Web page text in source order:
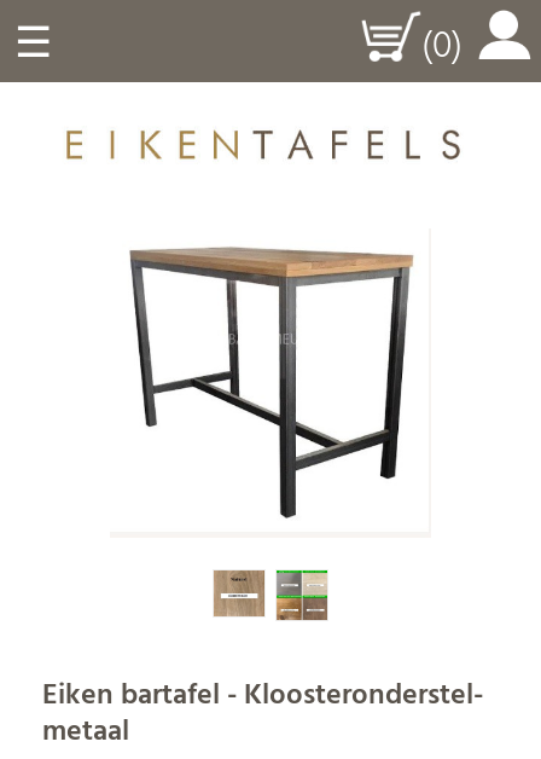
☰ (0)
Eiken bartafel - Kloosteronderstel-
metaal